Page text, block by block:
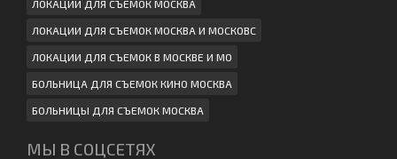
ЛОКАЦИИ ДЛЯ СЪЕМОК МОСКВА
ЛОКАЦИИ ДЛЯ СЪЕМОК МОСКВА И МОСКОВС
ЛОКАЦИИ ДЛЯ СЪЕМОК В МОСКВЕ И МО
БОЛЬНИЦА ДЛЯ СЪЕМОК КИНО МОСКВА
БОЛЬНИЦЫ ДЛЯ СЪЕМОК МОСКВА
МЫ В СОЦСЕТЯХ